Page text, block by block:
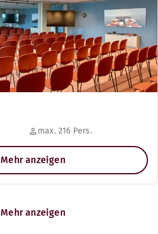
max. 216 Pers.
Mehr anzeigen
Mehr anzeigen